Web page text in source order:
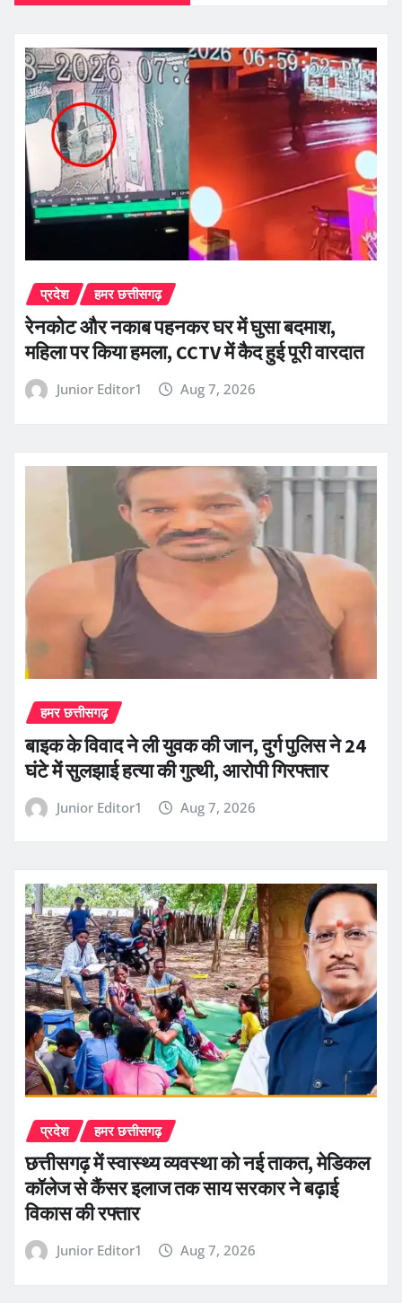
प्रदेश हमर छत्तीसगढ़
रेनकोट और नकाब पहनकर घर में घुसा बदमाश,
महिला पर किया हमला, CCTV में कैद हुई पूरी वारदात
Junior Editor1 Aug 7, 2026
हमर छत्तीसगढ़
बाइक के विवाद ने ली युवक की जान, दुर्ग पुलिस ने 24
घंटे में सुलझाई हत्या की गुत्थी, आरोपी गिरफ्तार
Junior Editor1 Aug 7, 2026
प्रदेश हमर छत्तीसगढ़
छत्तीसगढ़ में स्वास्थ्य व्यवस्था को नई ताकत, मेडिकल
कॉलेज से कैंसर इलाज तक साय सरकार ने बढ़ाई
विकास की रफ्तार
Junior Editor1 Aug 7, 2026